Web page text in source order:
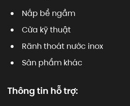
Nắp bể ngầm
Cửa kỹ thuật
Rãnh thoát nước inox
Sản phẩm khác
Thông tin hỗ trợ: